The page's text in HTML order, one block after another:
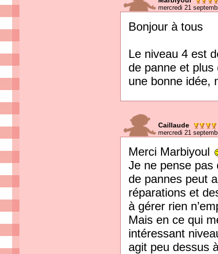
mercredi 21
Bonjour à tous
Le niveau 4 est
de panne et
une bonne idée,
Caillaude
mercredi 21
Merci Marbiyoul
Je ne pense pas
de pannes peut
réparations et
à gérer rien
Mais en ce qui
intéressant
agit peu dessus